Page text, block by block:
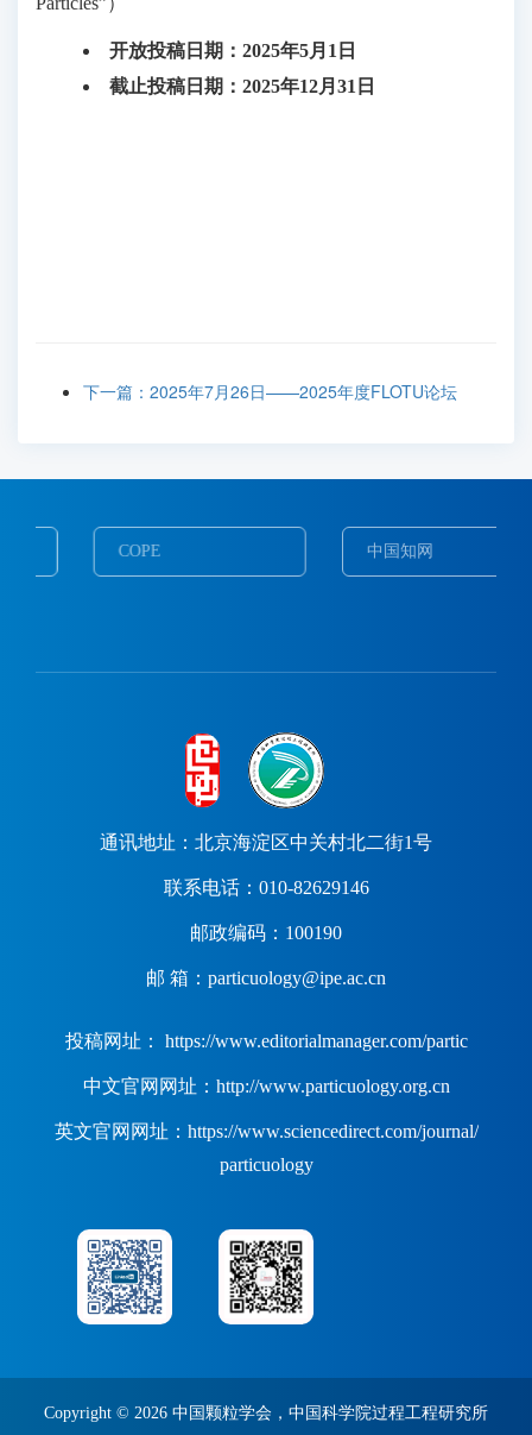
开放投稿日期：2025年5月1日
截止投稿日期：2025年12月31日
下一篇：2025年7月26日——2025年度FLOTU论坛
中国知网
通讯地址：北京海淀区中关村北二街1号
联系电话：010-82629146
邮政编码：100190
邮 箱：particuology@ipe.ac.cn
投稿网址： https://www.editorialmanager.com/partic
中文官网网址：http://www.particuology.org.cn
英文官网网址：https://www.sciencedirect.com/journal/
particuology
Copyright © 2026 中国颗粒学会，中国科学院过程工程研究所